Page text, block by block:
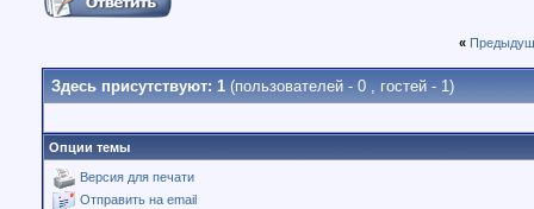
«
Здесь присутствуют: 1 (пользователей - 0 , гостей - 1)
Опции темы
Версия для печати
Отправить на email